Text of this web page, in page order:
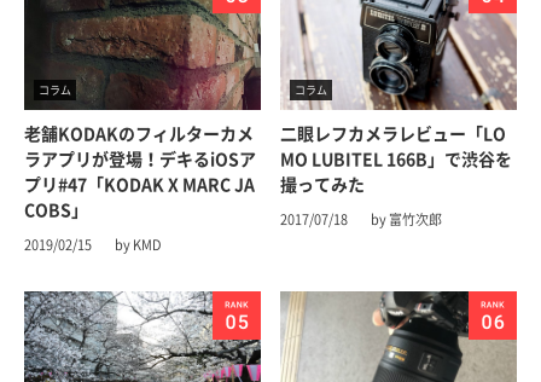
コラム
老舗KODAKのフィルターカメ
ラアプリが登場！デキるiOSア
プリ#47「KODAK X MARC JA
COBS」
2019/02/15 by KMD
コラム
二眼レフカメラレビュー「LO
MO LUBITEL 166B」で渋谷を
撮ってみた
2017/07/18 by 富竹次郎